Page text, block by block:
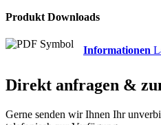
Produkt Downloads
Informationen
Direkt anfragen &
Gerne senden wir Ihnen Ihr